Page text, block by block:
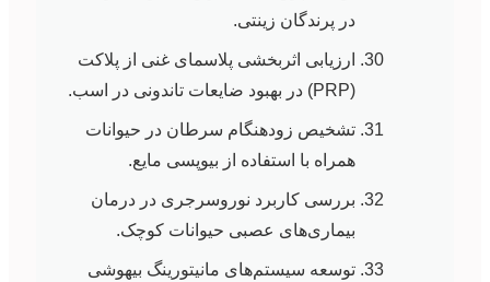
در پرندگان زینتی.
ارزیابی اثربخشی پلاسمای غنی از پلاکت
(PRP) در بهبود ضایعات تاندونی در اسب.
تشخیص زودهنگام سرطان در حیوانات
همراه با استفاده از بیوپسی مایع.
بررسی کاربرد نوروسرجری در درمان
بیماری‌های عصبی حیوانات کوچک.
توسعه سیستم‌های مانیتورینگ بیهوشی